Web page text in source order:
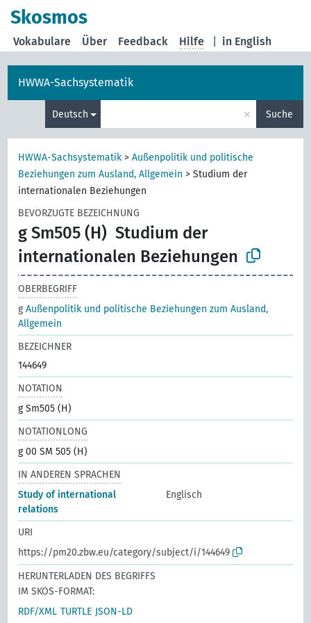
Skosmos
in English
Vokabulare Über Feedback Hilfe
HWWA-Sachsystematik
Deutsch × Suche
HWWA-Sachsystematik >Außenpolitik und politische
Beziehungen zum Ausland, Allgemein >Studium der
internationalen Beziehungen
BEVORZUGTE BEZEICHNUNG
g Sm505 (H) Studium der
internationalen Beziehungen
OBERBEGRIFF
gAußenpolitik und politische Beziehungen zum Ausland,
Allgemein
BEZEICHNER
144649
NOTATION
g Sm505 (H)
NOTATIONLONG
g 00 SM 505 (H)
IN ANDEREN SPRACHEN
Study of international
relations
Englisch
URI
https://pm20.zbw.eu/category/subject/i/144649
HERUNTERLADEN DES BEGRIFFS
IM SKOS-FORMAT:
RDF/XML TURTLE JSON-LD